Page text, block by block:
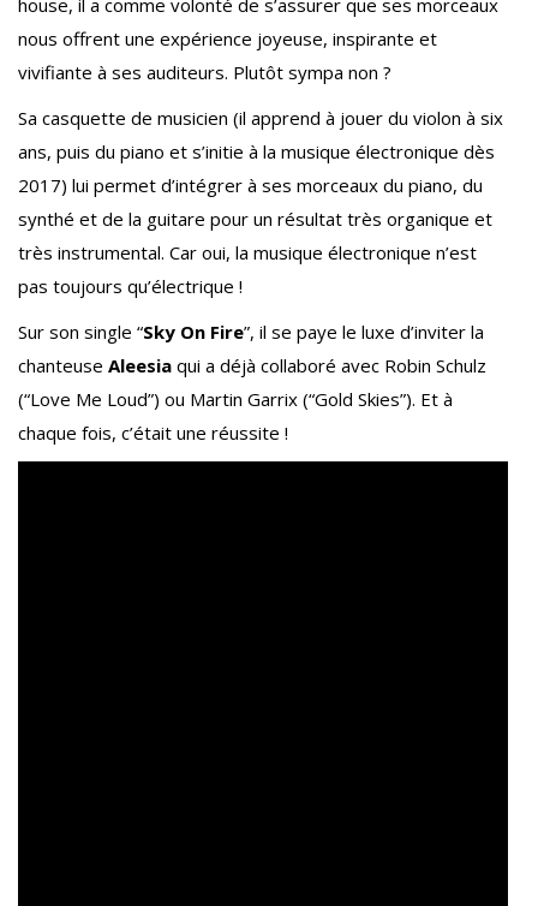
house, il a comme volonté de s’assurer que ses morceaux
nous offrent une expérience joyeuse, inspirante et
vivifiante à ses auditeurs. Plutôt sympa non ?
Sa casquette de musicien (il apprend à jouer du violon à six
ans, puis du piano et s’initie à la musique électronique dès
2017) lui permet d’intégrer à ses morceaux du piano, du
synthé et de la guitare pour un résultat très organique et
très instrumental. Car oui, la musique électronique n’est
pas toujours qu’électrique !
Sur son single “Sky On Fire”, il se paye le luxe d’inviter la
chanteuse Aleesia qui a déjà collaboré avec Robin Schulz
(“Love Me Loud”) ou Martin Garrix (“Gold Skies”). Et à
chaque fois, c’était une réussite !